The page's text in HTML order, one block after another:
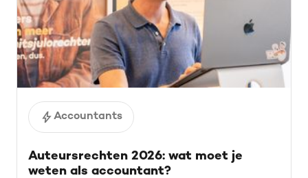
Accountants
Auteursrechten 2026: wat moet je
weten als accountant?